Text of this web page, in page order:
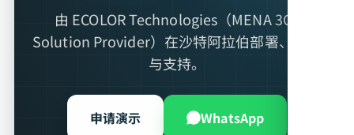
由 ECOLOR Technologies（MENA 3CX
Solution Provider）在沙特阿拉伯部署、集成
与支持。
申请演示 WhatsApp